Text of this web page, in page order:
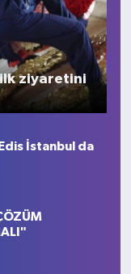
ilk ziyaretini
İstanbul da